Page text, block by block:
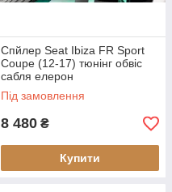
Спйлер Seat Ibiza FR Sport
Coupe (12-17) тюнінг обвіс
сабля елерон
Під замовлення
8 480 ₴
Купити